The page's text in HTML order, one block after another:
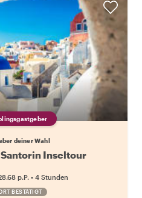
deiner Wahl
Inseltour
p.P. • 4 Stunden
BESTÄTIGT